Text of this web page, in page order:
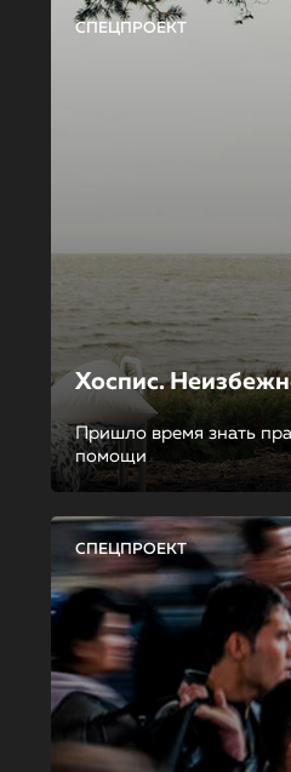
СПЕЦПРОЕКТ
Хоспис.
Пришло время знать
помощи
СПЕЦПРОЕКТ